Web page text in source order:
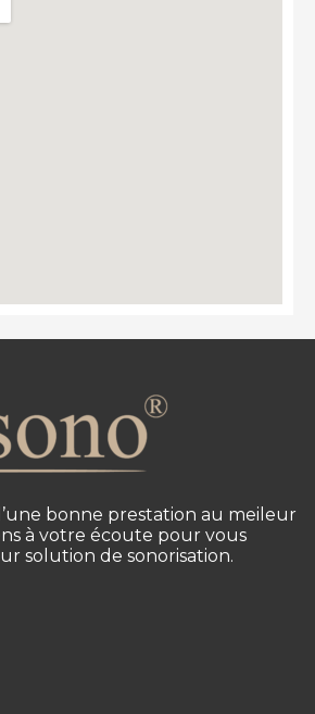
bonne prestation au meileur
à votre écoute pour vous
solution de sonorisation.